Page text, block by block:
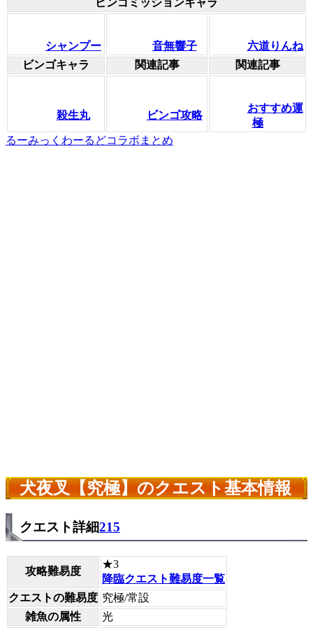
ビンゴミッションキャラ
シャンプー 音無響子
六道りんね
ビンゴキャラ
関連記事 関連記事
殺生丸 ビンゴ攻略
おすすめ運
極
るーみっくわーるどコラボまとめ
犬夜叉【究極】のクエスト基本情報
クエスト詳細215
攻略難易度
★3
降臨クエスト難易度一覧
クエストの難易度 究極/常設
雑魚の属性
光